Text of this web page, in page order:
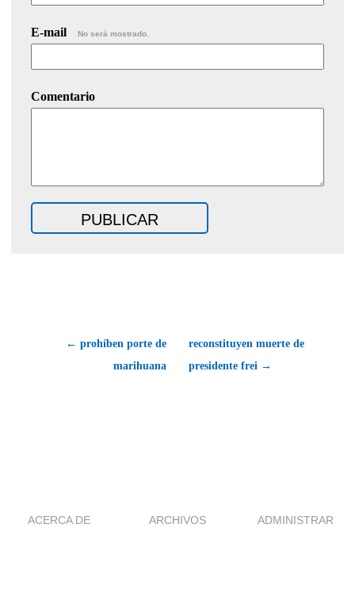
E-mail No será mostrado.
Comentario
← prohíben porte de
marihuana
reconstituyen muerte de
presidente frei →
ACERCA DE ARCHIVOS ADMINISTRAR